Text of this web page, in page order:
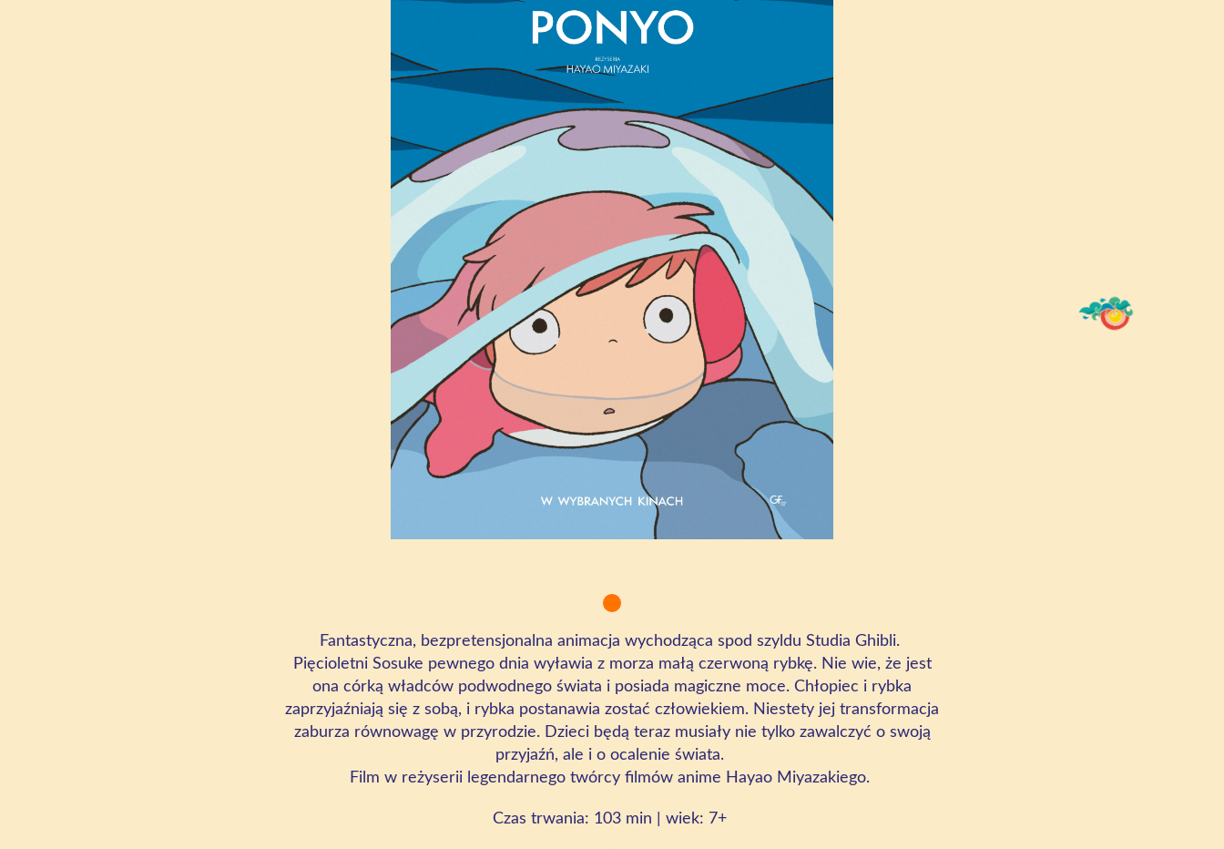
Fantastyczna, bezpretensjonalna animacja wychodząca spod szyldu Studia Ghibli.
Pięcioletni Sosuke pewnego dnia wyławia z morza małą czerwoną rybkę. Nie wie, że jest
ona córką władców podwodnego świata i posiada magiczne moce. Chłopiec i rybka
zaprzyjaźniają się z sobą, i rybka postanawia zostać człowiekiem. Niestety jej transformacja
zaburza równowagę w przyrodzie. Dzieci będą teraz musiały nie tylko zawalczyć o swoją
przyjaźń, ale i o ocalenie świata.
Film w reżyserii legendarnego twórcy filmów anime Hayao Miyazakiego.
Czas trwania: 103 min | wiek: 7+